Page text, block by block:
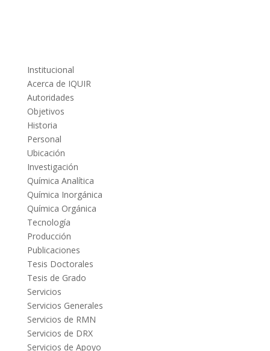
Institucional
Acerca de IQUIR
Autoridades
Objetivos
Historia
Personal
Ubicación
Investigación
Química Analítica
Química Inorgánica
Química Orgánica
Tecnología
Producción
Publicaciones
Tesis Doctorales
Tesis de Grado
Servicios
Servicios Generales
Servicios de RMN
Servicios de DRX
Servicios de Apoyo